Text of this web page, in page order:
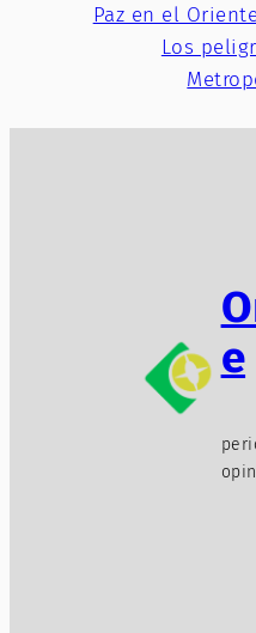
Paz en el
Los
e